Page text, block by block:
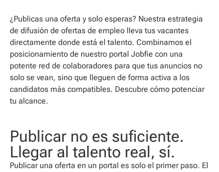
¿Publicas una oferta y solo esperas? Nuestra estrategia
de difusión de ofertas de empleo lleva tus vacantes
directamente donde está el talento. Combinamos el
posicionamiento de nuestro portal Jobfie con una
potente red de colaboradores para que tus anuncios no
solo se vean, sino que lleguen de forma activa a los
candidatos más compatibles. Descubre cómo potenciar
tu alcance.
Publicar no es suficiente.
Llegar al talento real, sí.
Publicar una oferta en un portal es solo el primer paso. El